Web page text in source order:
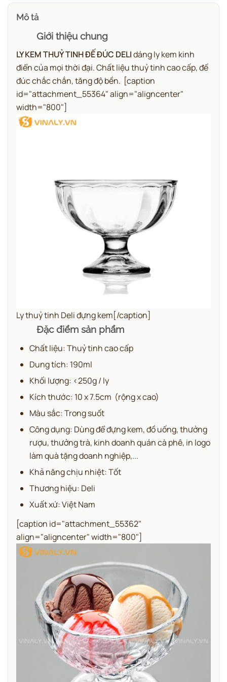
Mô tả
Giới thiệu chung
LY KEM THUỶ TINH ĐẾ ĐÚC DELIdáng ly kem kinh
điển của mọi thời đại. Chất liệu thuỷ tinh cao cấp, đế
đúc chắc chắn, tăng độ bền. [caption
id="attachment_55364" align="aligncenter"
width="800"]
Ly thuỷ tinh Deli đựng kem[/caption]
Đặc điểm sản phẩm
Chất liệu: Thuỷ tinh cao cấp
Dung tích: 190ml
Khối lượng: <250g / ly
Kích thước: 10 x 7.5cm (rộng x cao)
Màu sắc: Trong suốt
Công dụng: Dùng để đựng kem, đồ uống, thưởng
rượu, thưởng trà, kinh doanh quán cà phê, in logo
làm quà tặng doanh nghiệp,...
Khả năng chịu nhiệt: Tốt
Thương hiệu: Deli
Xuất xứ: Việt Nam
[caption id="attachment_55362"
align="aligncenter" width="800"]